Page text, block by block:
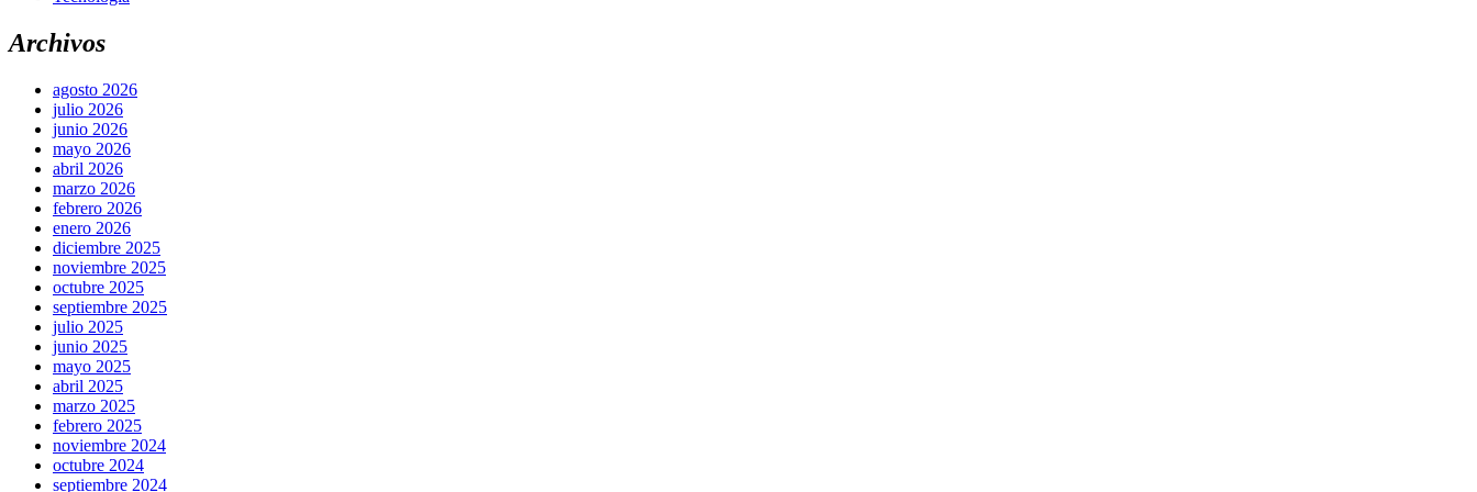
Archivos
agosto 2026
julio 2026
junio 2026
mayo 2026
abril 2026
marzo 2026
febrero 2026
enero 2026
diciembre 2025
noviembre 2025
octubre 2025
septiembre 2025
julio 2025
junio 2025
mayo 2025
abril 2025
marzo 2025
febrero 2025
noviembre 2024
octubre 2024
septiembre 2024